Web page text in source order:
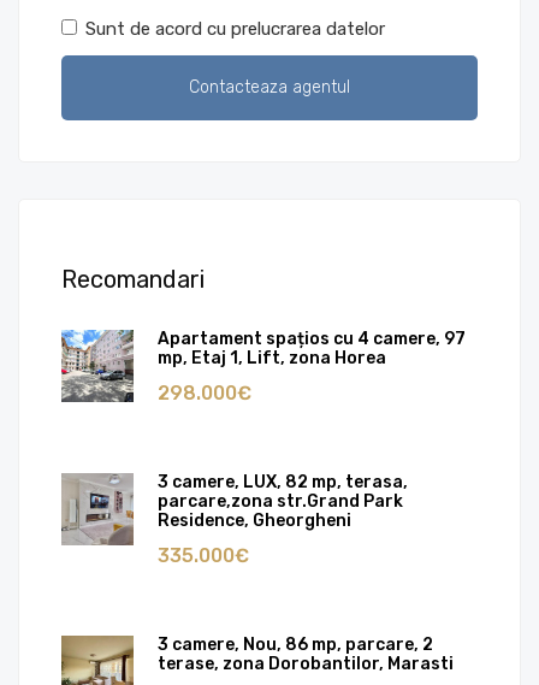
Sunt de acord cu prelucrarea datelor
Recomandari
Apartament spațios cu 4 camere, 97
mp, Etaj 1, Lift, zona Horea
298.000€
3 camere, LUX, 82 mp, terasa,
parcare,zona str.Grand Park
Residence, Gheorgheni
335.000€
3 camere, Nou, 86 mp, parcare, 2
terase, zona Dorobantilor, Marasti